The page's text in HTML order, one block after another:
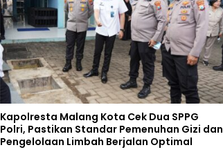
Kapolresta Malang Kota Cek Dua SPPG
Polri, Pastikan Standar Pemenuhan Gizi dan
Pengelolaan Limbah Berjalan Optimal